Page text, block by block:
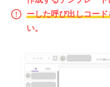
ーした呼び出しコー
い。